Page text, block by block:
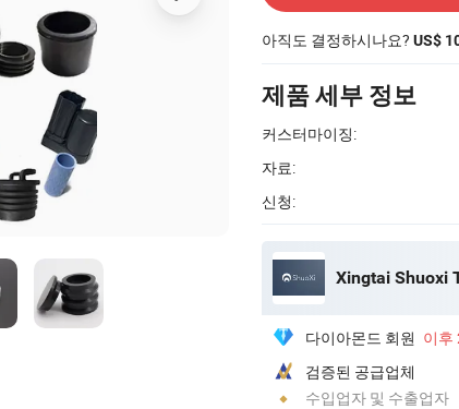
아직도 결정하시나요? US$
제품 세부 정보
커스터마이징:
자료:
신청:
Xingtai Shuoxi
다이아몬드 회원 이후
검증된 공급업체
수입업자 및 수출업자